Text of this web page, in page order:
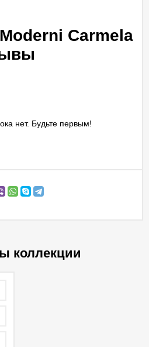
Carmela
нет. Будьте первым!
коллекции